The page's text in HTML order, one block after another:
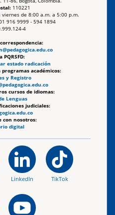
110221
de 8:00 a.m. a 5:00 p.m.
916 9999 - 594 1894
4
PQRSFD:
estado radicación
académicos:
y Registro
cursos de idiomas:
Lenguas
judiciales:
con nosotros:
digital
LinkedIn TikTok